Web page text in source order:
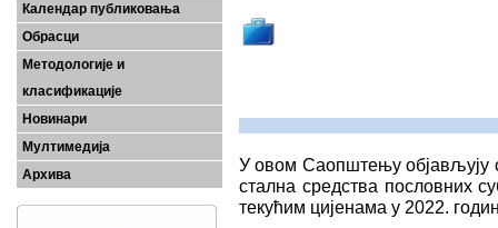
Календар публиковања
Обрасци
Методологије и
класификације
Новинари
Мултимедија
Архива
У овом Саопштењу објављују
стална средства пословних
текућим цијенама у 2022.